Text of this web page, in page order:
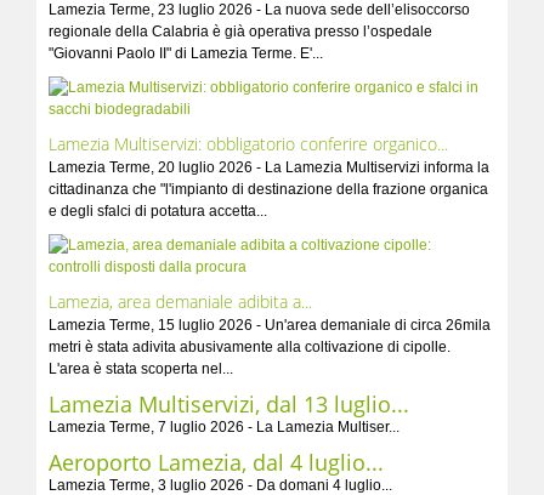
Lamezia Terme, 23 luglio 2026 - La nuova sede dell’elisoccorso
regionale della Calabria è già operativa presso l’ospedale
"Giovanni Paolo II" di Lamezia Terme. E'...
Lamezia Multiservizi: obbligatorio conferire organico...
Lamezia Terme, 20 luglio 2026 - La Lamezia Multiservizi informa la
cittadinanza che "l'impianto di destinazione della frazione organica
e degli sfalci di potatura accetta...
Lamezia, area demaniale adibita a...
Lamezia Terme, 15 luglio 2026 - Un'area demaniale di circa 26mila
metri è stata adivita abusivamente alla coltivazione di cipolle.
L'area è stata scoperta nel...
Lamezia Multiservizi, dal 13 luglio...
Lamezia Terme, 7 luglio 2026 - La Lamezia Multiser...
Aeroporto Lamezia, dal 4 luglio...
Lamezia Terme, 3 luglio 2026 - Da domani 4 luglio...